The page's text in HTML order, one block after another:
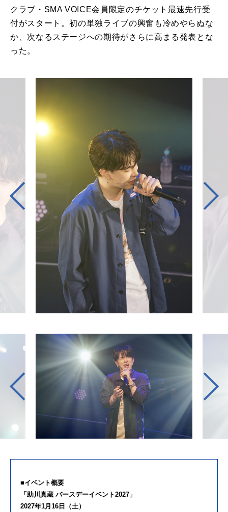
クラブ・SMA VOICE会員限定のチケット最速先行受
付がスタート。初の単独ライブの興奮も冷めやらぬな
か、次なるステージへの期待がさらに高まる発表とな
った。
■イベント概要
「助川真蔵 バースデーイベント2027」
2027年1月16日（土）